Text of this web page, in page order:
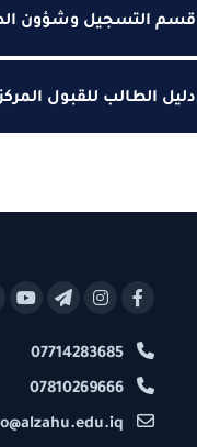
وشؤون الطلبة
للقبول المركزي
07714283685
07810269666
info@alzahu.edu.iq